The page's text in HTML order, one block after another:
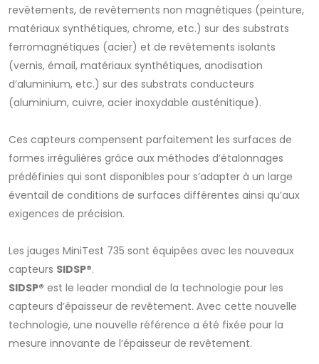
revêtements, de revêtements non magnétiques (peinture,
matériaux synthétiques, chrome, etc.) sur des substrats
ferromagnétiques (acier) et de revêtements isolants
(vernis, émail, matériaux synthétiques, anodisation
d’aluminium, etc.) sur des substrats conducteurs
(aluminium, cuivre, acier inoxydable austénitique).
Ces capteurs compensent parfaitement les surfaces de
formes irrégulières grâce aux méthodes d’étalonnages
prédéfinies qui sont disponibles pour s’adapter à un large
éventail de conditions de surfaces différentes ainsi qu’aux
exigences de précision.
Les jauges MiniTest 735 sont équipées avec les nouveaux
capteurs SIDSP®.
SIDSP® est le leader mondial de la technologie pour les
capteurs d’épaisseur de revêtement. Avec cette nouvelle
technologie, une nouvelle référence a été fixée pour la
mesure innovante de l’épaisseur de revêtement.